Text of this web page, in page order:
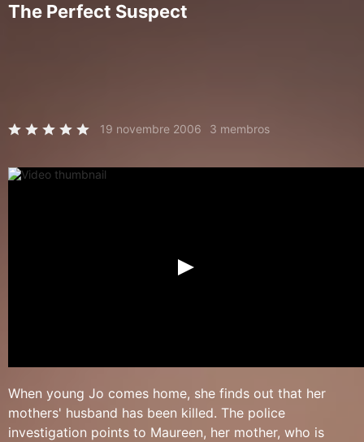
The Perfect Suspect
19 novembre 2006 3 membros
When young Jo comes home, she finds out that her
mothers' husband has been killed. The police
investigation points to Maureen, her mother, who is